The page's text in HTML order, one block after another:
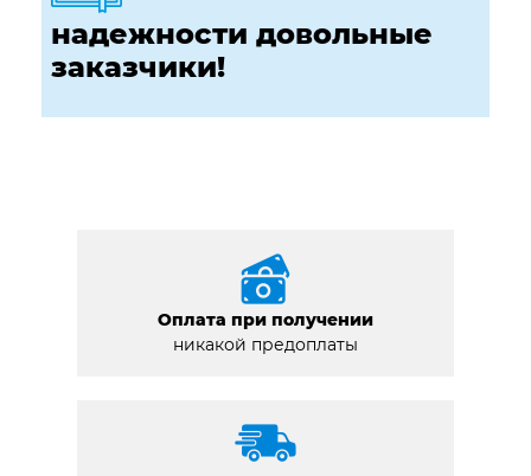
надежности довольные
заказчики!
Оплата при получении
никакой предоплаты